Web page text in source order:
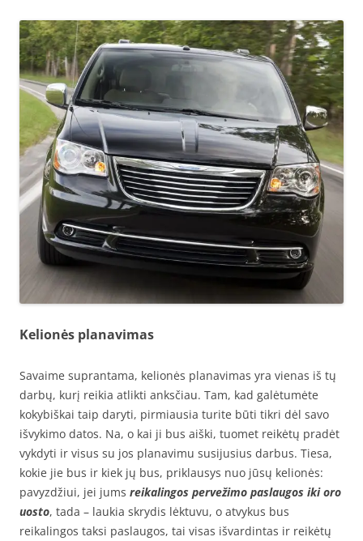
Kelionės planavimas
Savaime suprantama, kelionės planavimas yra vienas iš tų
darbų, kurį reikia atlikti anksčiau. Tam, kad galėtumėte
kokybiškai taip daryti, pirmiausia turite būti tikri dėl savo
išvykimo datos. Na, o kai ji bus aiški, tuomet reikėtų pradėt
vykdyti ir visus su jos planavimu susijusius darbus. Tiesa,
kokie jie bus ir kiek jų bus, priklausys nuo jūsų kelionės:
pavyzdžiui, jei jums reikalingos pervežimo paslaugos iki oro
uosto, tada – laukia skrydis lėktuvu, o atvykus bus
reikalingos taksi paslaugos, tai visas išvardintas ir reikėtų